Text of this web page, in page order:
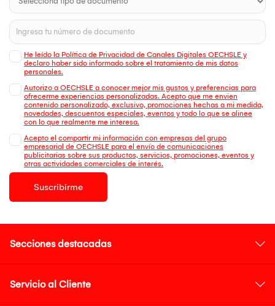
He leído la Política de Privacidad de Canales Digitales OECHSLE y
declaro haber sido informado sobre el tratamiento de mis datos
personales.
Autorizo a OECHSLE a conocer mejor mis gustos y preferencias para
ofrecerme experiencias personalizadas. Acepto que me envien
contenido personalizado, exclusivo, promociones hechas a mi medida,
novedades, descuentos especiales, eventos y todo lo que se alinee
con lo que realmente me interesa.
Acepto el compartir mi información con empresas del grupo
empresarial de OECHSLE para el envío de comunicaciones
publicitarias sobre sus productos, servicios, promociones, eventos y
otras actividades comerciales de interés.
Suscribirme
Secciones destacadas
Servicio al Cliente